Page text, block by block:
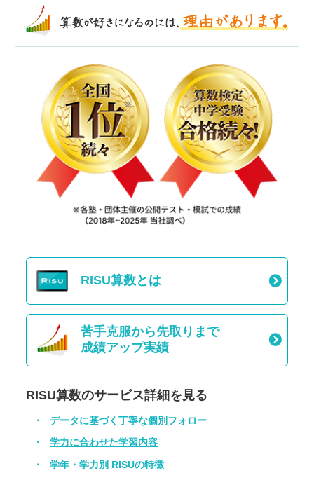
RISU算数とは
苦手克服から先取りまで
成績アップ実績
RISU算数のサービス詳細を見る
データに基づく丁寧な個別フォロー
学力に合わせた学習内容
学年・学力別 RISUの特徴